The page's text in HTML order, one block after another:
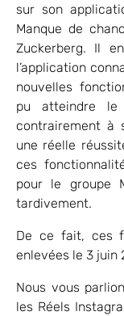
sur son
Manque de
Zuckerberg. Il
l’application
nouvelles
pu atteindre le
contrairement à
une réelle
ces
pour le groupe
tardivement.
De ce fait, ces
enlevées le 3 juin
Nous vous
les Réels